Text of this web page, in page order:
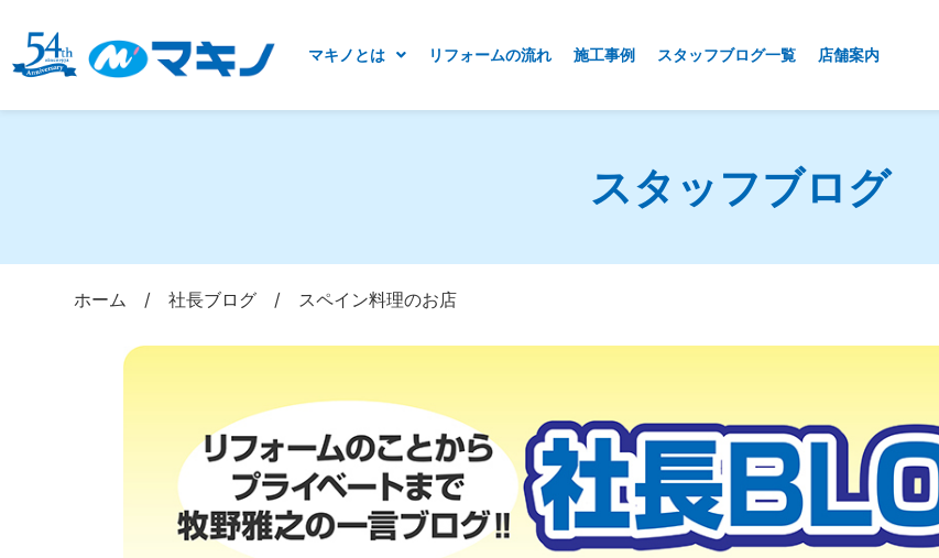
マキノとは リフォームの流れ 施工事例 スタッフブログ一覧 店舗案内
スタッフブログ
ホーム /社長ブログ / スペイン料理のお店